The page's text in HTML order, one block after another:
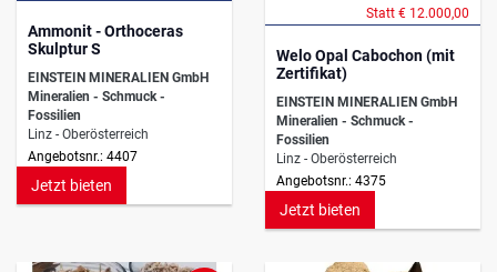
Ammonit - Orthoceras
Skulptur S
EINSTEIN MINERALIEN GmbH
Mineralien - Schmuck -
Fossilien
Linz - Oberösterreich
Angebotsnr.: 4407
Jetzt bieten
Statt € 12.000,00
Welo Opal Cabochon (mit
Zertifikat)
EINSTEIN MINERALIEN GmbH
Mineralien - Schmuck -
Fossilien
Linz - Oberösterreich
Angebotsnr.: 4375
Jetzt bieten